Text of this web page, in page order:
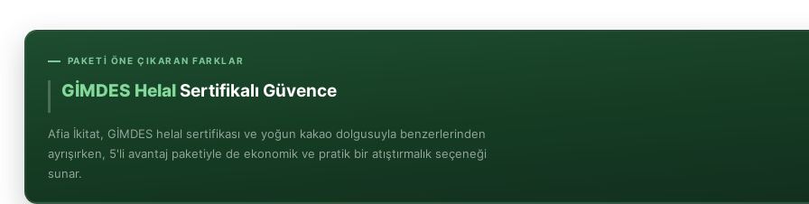
PAKETI ÖNE ÇIKARAN FARKLAR
GİMDES HelalSertifikalı Güvence
Afia İkitat, GİMDES helal sertifikası ve yoğun kakao dolgusuyla benzerlerinden
ayrışırken, 5'li avantaj paketiyle de ekonomik ve pratik bir atıştırmalık seçeneği
sunar.